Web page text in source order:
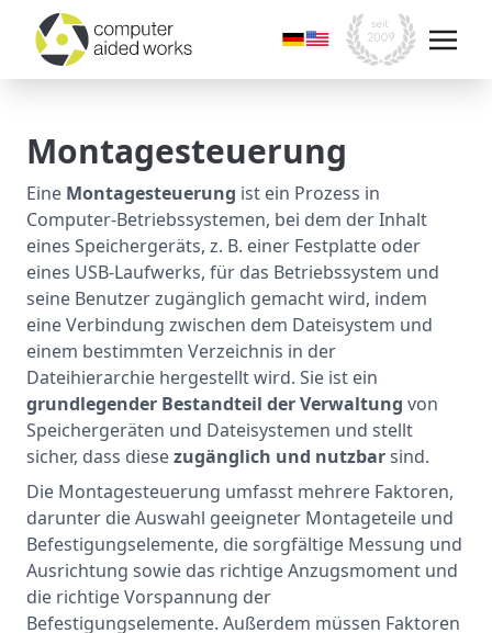
Montagesteuerung
Eine Montagesteuerung ist ein Prozess in
Computer-Betriebssystemen, bei dem der Inhalt
eines Speichergeräts, z. B. einer Festplatte oder
eines USB-Laufwerks, für das Betriebssystem und
seine Benutzer zugänglich gemacht wird, indem
eine Verbindung zwischen dem Dateisystem und
einem bestimmten Verzeichnis in der
Dateihierarchie hergestellt wird. Sie ist ein
grundlegender Bestandteil der Verwaltung von
Speichergeräten und Dateisystemen und stellt
sicher, dass diesezugänglich und nutzbarsind.
Die Montagesteuerung umfasst mehrere Faktoren,
darunter die Auswahl geeigneter Montageteile und
Befestigungselemente, die sorgfältige Messung und
Ausrichtung sowie das richtige Anzugsmoment und
die richtige Vorspannung der
Befestigungselemente. Außerdem müssen Faktoren